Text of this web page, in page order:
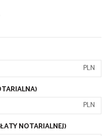
PLN
PLN
NOTARIALNEJ)